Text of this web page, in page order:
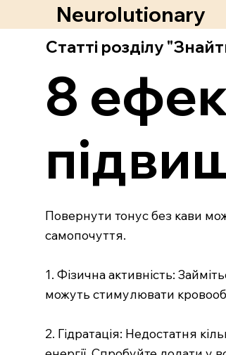
Neurolutionary
Статті розділу
8
Повернути тонус без кави
самопочуття.
1. Фізична активність:
можуть стимулювати
2. Гідратація: Недостатня